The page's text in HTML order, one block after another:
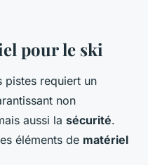
pour le ski
pistes requiert un
non
aussi la sécurité.
éléments de matériel